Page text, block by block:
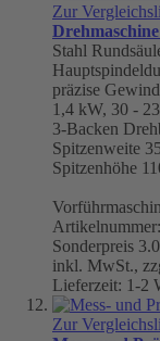
Zur
Stahl
präzise
1,4 kW, 30 -
3-Backen
Spitzenweite
Spitzenhöhe
Sonderpreis
inkl. MwSt.,
Lieferzeit: 1-2
Zur